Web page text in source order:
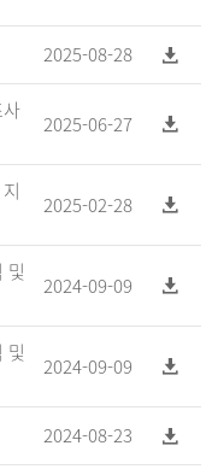
2025-08-28
2025-06-27
2025-02-28
및
2024-09-09
및
2024-09-09
2024-08-23